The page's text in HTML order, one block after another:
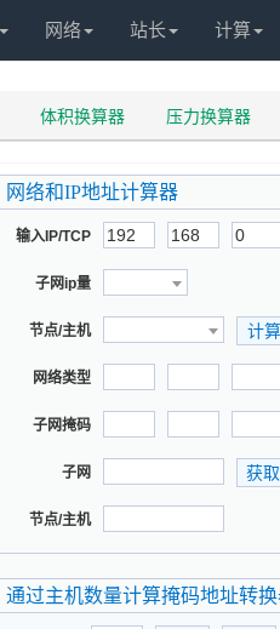
网络 站长 计算
体积换算器 压力换算器
网络和IP地址计算器
输入IP/TCP
子网ip量
节点/主机
网络类型
子网掩码
子网
节点/主机
通过主机数量计算掩码地址转